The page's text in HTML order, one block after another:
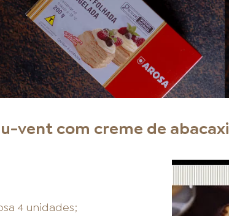
SAC
vent com creme de abacaxi
4 unidades;